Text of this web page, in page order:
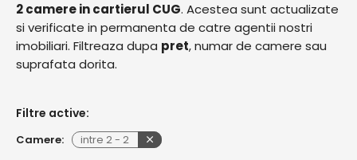
2 camere in cartierul CUG. Acestea sunt actualizate
si verificate in permanenta de catre agentii nostri
imobiliari. Filtreaza dupa pret, numar de camere sau
suprafata dorita.
Filtre active:
Camere: intre 2- 2